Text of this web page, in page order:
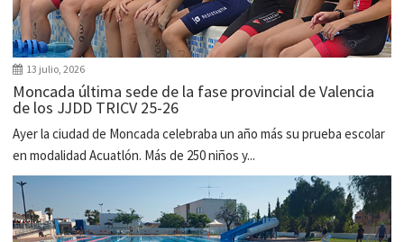
13 julio, 2026
Moncada última sede de la fase provincial de Valencia
de los JJDD TRICV 25-26
Ayer la ciudad de Moncada celebraba un año más su prueba escolar
en modalidad Acuatlón. Más de 250 niños y...